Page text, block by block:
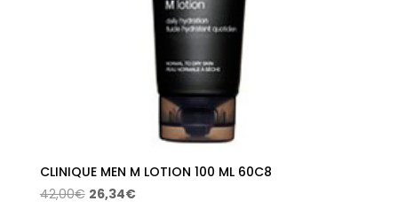
CLINIQUE MEN M LOTION 100 ML 60C8
42,00€ El
26,34€El